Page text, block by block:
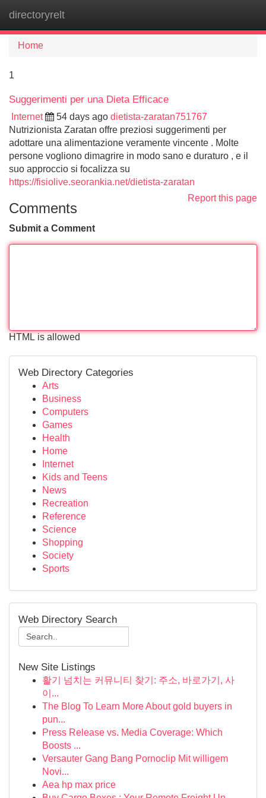
directoryrelt
Home
1
Suggerimenti per una Dieta Efficace
Internet 54 days ago dietista-zaratan751767
Nutrizionista Zaratan offre preziosi suggerimenti per
adottare una alimentazione veramente vincente . Molte
persone vogliono dimagrire in modo sano e duraturo , e il
suo approccio si focalizza su
https://fisiolive.seorankia.net/dietista-zaratan
Report this page
Comments
Submit a Comment
HTML is allowed
Web Directory Categories
Arts
Business
Computers
Games
Health
Home
Internet
Kids and Teens
News
Recreation
Reference
Science
Shopping
Society
Sports
Web Directory Search
New Site Listings
활기 넘치는 커뮤니티 찾기: 주소, 바로가기, 사
이...
The Blog To Learn More About gold buyers in
pun...
Press Release vs. Media Coverage: Which
Boosts ...
Versauter Gang Bang Pornoclip Mit willigem
Novi...
Aea hp max price